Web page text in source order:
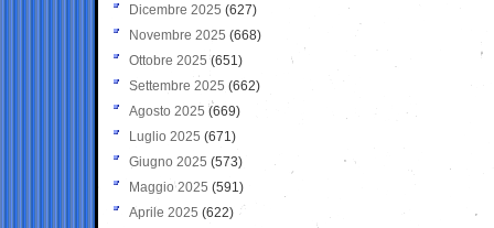
Dicembre 2025 (627)
Novembre 2025 (668)
Ottobre 2025 (651)
Settembre 2025 (662)
Agosto 2025 (669)
Luglio 2025 (671)
Giugno 2025 (573)
Maggio 2025 (591)
Aprile 2025 (622)